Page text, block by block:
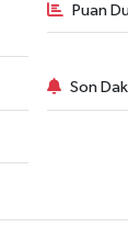
Puan
Son